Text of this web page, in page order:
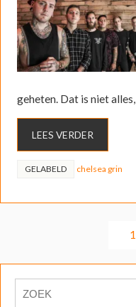
geheten. Dat is niet
LEES VERDER
GELABELD chelsea grin
1